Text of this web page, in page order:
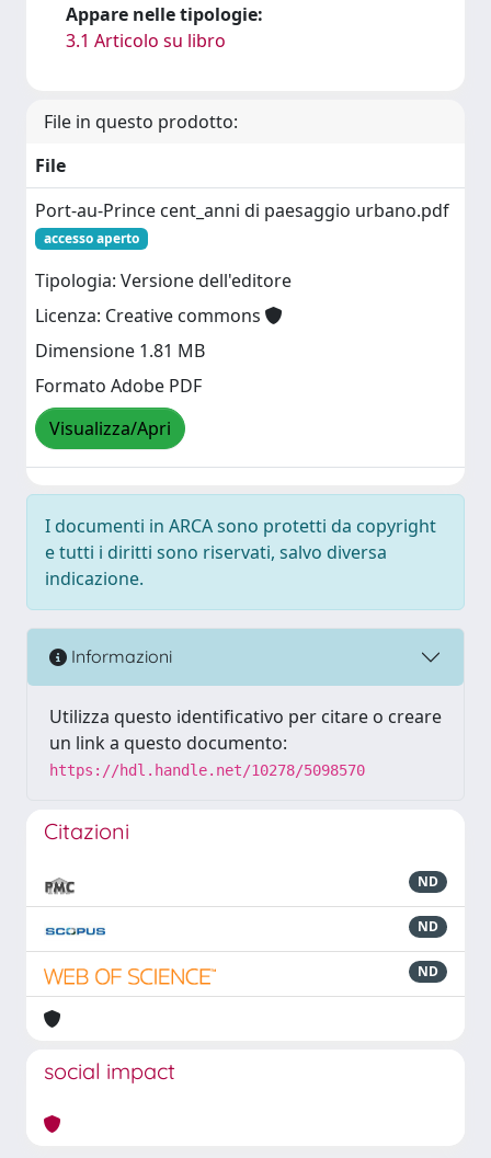
Appare nelle tipologie:
3.1 Articolo su libro
File in questo prodotto:
File
Port-au-Prince cent_anni di paesaggio urbano.pdf
accesso aperto
Tipologia: Versione dell'editore
Licenza: Creative commons
Dimensione 1.81 MB
Formato Adobe PDF
Visualizza/Apri
I documenti in ARCA sono protetti da copyright
e tutti i diritti sono riservati, salvo diversa
indicazione.
Informazioni
Utilizza questo identificativo per citare o creare
un link a questo documento:
https://hdl.handle.net/10278/5098570
Citazioni
ND
ND
ND
social impact